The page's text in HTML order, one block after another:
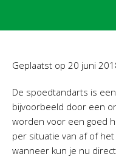
Geplaatst op 20 juni
De spoedtandarts is
bijvoorbeeld door een
worden voor een goed
per situatie van af of
wanneer kun je nu